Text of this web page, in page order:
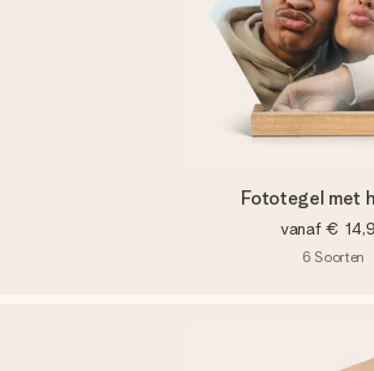
Fototegel met
vanaf €
6 Soorten